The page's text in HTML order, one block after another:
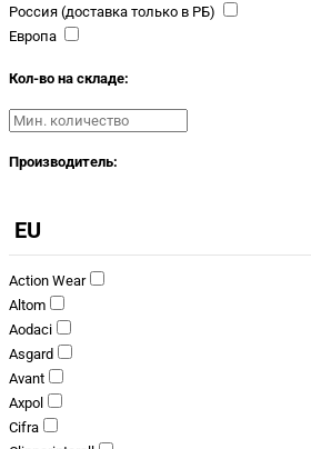
Россия (доставка только в РБ)
Европа
Кол-во на складе:
Производитель:
EU
Action Wear
Altom
Aodaci
Asgard
Avant
Axpol
Cifra